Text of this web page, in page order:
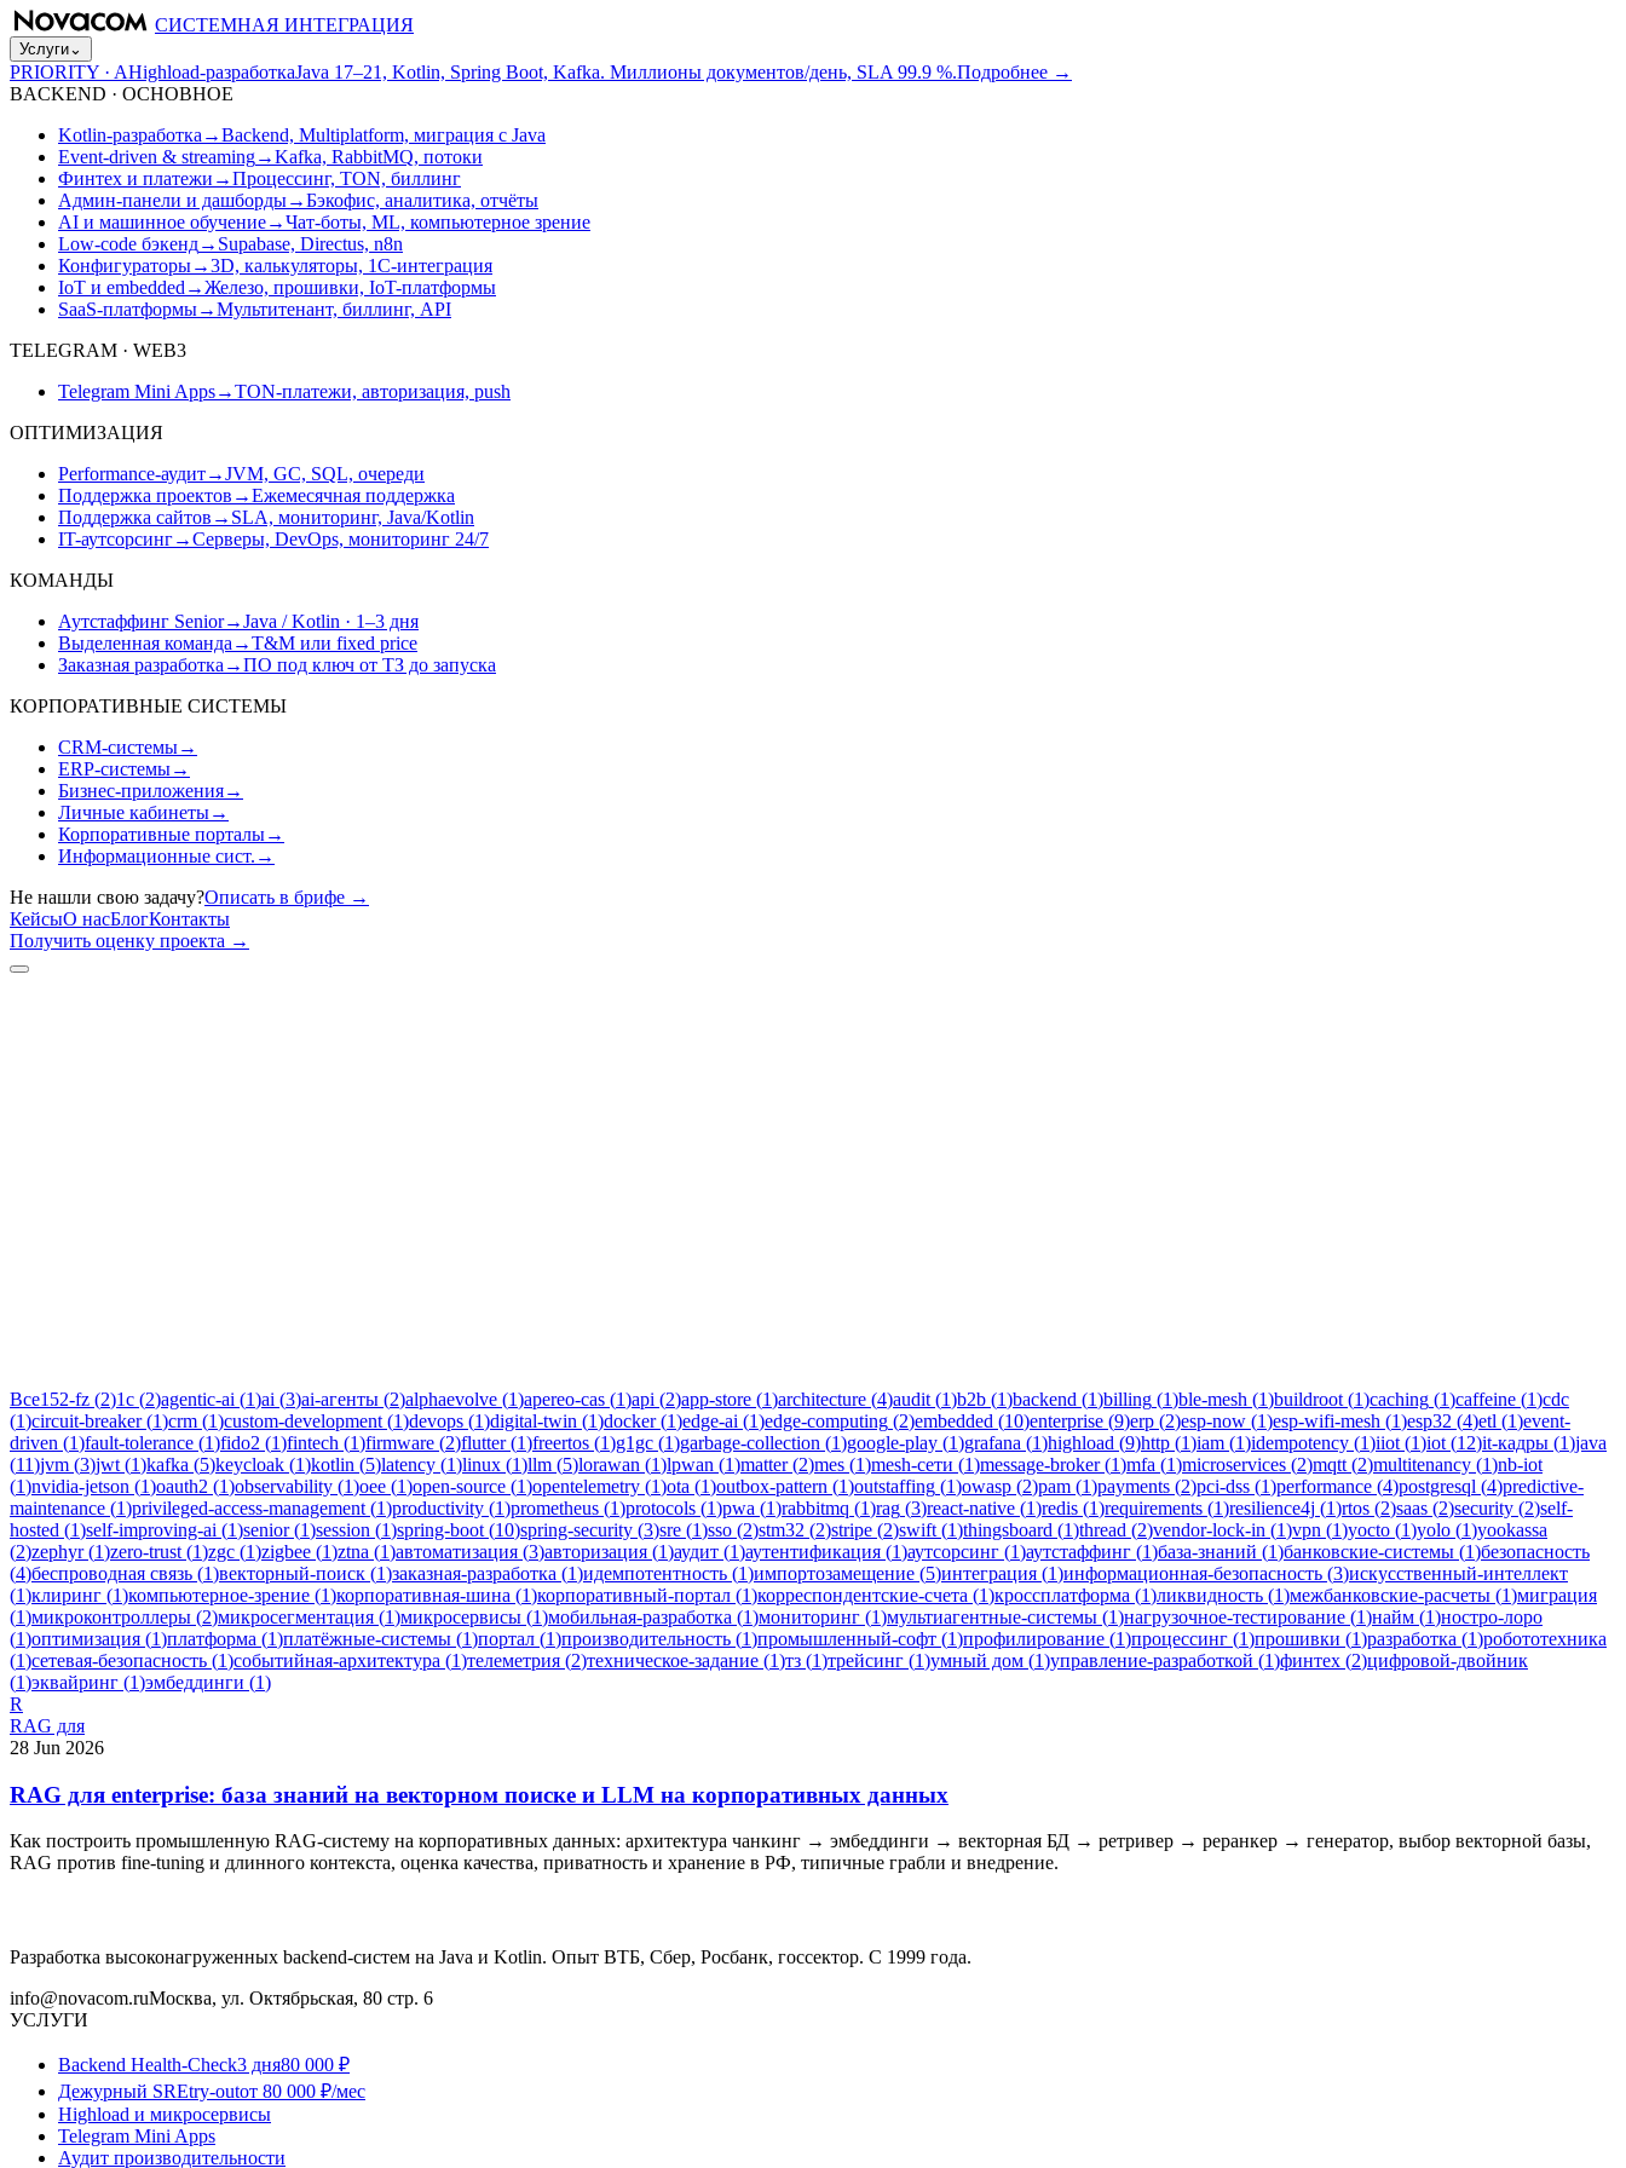
СИСТЕМНАЯ ИНТЕГРАЦИЯ
Услуги⌄
PRIORITY · AHighload-разработкаJava 17–21, Kotlin, Spring Boot, Kafka. Миллионы документов/день, SLA 99.9 %.Подробнее →
BACKEND · ОСНОВНОЕ
Kotlin-разработка →Backend, Multiplatform, миграция с Java
Event-driven & streaming→Kafka, RabbitMQ, потоки
Финтех и платежи →Процессинг, TON, биллинг
Админ-панели и дашборды→Бэкофис, аналитика, отчёты
AI и машинное обучение→Чат-боты, ML, компьютерное зрение
Low-code бэкенд→ Supabase, Directus, n8n
Конфигураторы→3D, калькуляторы, 1С-интеграция
IoT и embedded →Железо, прошивки, IoT-платформы
SaaS-платформы→Мультитенант, биллинг, API
TELEGRAM · WEB3
Telegram Mini Apps→TON-платежи, авторизация, push
ОПТИМИЗАЦИЯ
Performance-аудит→JVM, GC, SQL, очереди
Поддержка проектов →Ежемесячная поддержка
Поддержка сайтов → SLA, мониторинг, Java/Kotlin
IT-аутсорсинг→Серверы, DevOps, мониторинг 24/7
КОМАНДЫ
Аутстаффинг Senior→Java / Kotlin · 1–3 дня
Выделенная команда →T&M или fixed price
Заказная разработка →ПО под ключ от ТЗ до запуска
КОРПОРАТИВНЫЕ СИСТЕМЫ
CRM-системы→
ERP-системы→
Бизнес-приложения→
Личные кабинеты→
Корпоративные порталы→
Информационные сист. →
Не нашли свою задачу?Описать в брифе →
КейсыО насБлогКонтакты
Получить оценку проекта →
Все152-fz (2)1c (2)agentic-ai (1)ai (3)ai-агенты (2)alphaevolve (1)apereo-cas (1)api (2)app-store (1)architecture (4)audit (1)b2b (1)backend (1)billing (1)ble-mesh (1)buildroot (1)caching (1)caffeine (1)cdc
(1)circuit-breaker(1)crm (1)custom-development (1)devops (1)digital-twin (1)docker(1)edge-ai (1)edge-computing (2)embedded (10)enterprise (9)erp (2)esp-now (1)esp-wifi-mesh (1)esp32 (4)etl (1)event-
driven (1)fault-tolerance (1)fido2 (1)fintech (1)firmware (2)flutter(1)freertos (1)g1gc (1)garbage-collection (1)google-play (1)grafana (1)highload (9)http (1)iam (1)idempotency (1)iiot (1)iot (12)it-кадры (1)java
(11)jvm (3)jwt (1)kafka (5)keycloak (1)kotlin (5)latency (1)linux (1)llm (5)lorawan (1)lpwan (1)matter(2)mes (1)mesh-сети (1)message-broker(1)mfa (1)microservices (2)mqtt (2)multitenancy (1)nb-iot
(1)nvidia-jetson (1)oauth2 (1)observability (1)oee (1)open-source (1)opentelemetry (1)ota (1)outbox-pattern (1)outstaffing (1)owasp (2)pam (1)payments (2)pci-dss (1)performance (4)postgresql (4)predictive-
maintenance (1)privileged-access-management (1)productivity (1)prometheus (1)protocols (1)pwa (1)rabbitmq (1)rag (3)react-native (1)redis (1)requirements (1)resilience4j (1)rtos (2)saas (2)security (2)self-
hosted (1)self-improving-ai (1)senior(1)session (1)spring-boot (10)spring-security (3)sre (1)sso (2)stm32 (2)stripe (2)swift (1)thingsboard (1)thread (2)vendor-lock-in (1)vpn (1)yocto (1)yolo (1)yookassa
(2)zephyr(1)zero-trust (1)zgc (1)zigbee (1)ztna (1)автоматизация (3)авторизация (1)аудит (1)аутентификация (1)аутсорсинг (1)аутстаффинг (1)база-знаний (1)банковские-системы (1)безопасность
(4)беспроводная связь (1)векторный-поиск (1)заказная-разработка (1)идемпотентность (1)импортозамещение (5)интеграция (1)информационная-безопасность (3)искусственный-интеллект
(1)клиринг (1)компьютерное-зрение (1)корпоративная-шина (1)корпоративный-портал (1)корреспондентские-счета (1)кроссплатформа (1)ликвидность (1)межбанковские-расчеты (1)миграция
(1)микроконтроллеры (2)микросегментация (1)микросервисы (1)мобильная-разработка (1)мониторинг (1)мультиагентные-системы (1)нагрузочное-тестирование (1)найм (1)ностро-лоро
(1)оптимизация (1)платформа (1)платёжные-системы (1)портал (1)производительность (1)промышленный-софт (1)профилирование (1)процессинг (1)прошивки (1)разработка (1)робототехника
(1)сетевая-безопасность (1)событийная-архитектура (1)телеметрия (2)техническое-задание (1)тз (1)трейсинг (1)умный дом (1)управление-разработкой (1)финтех (2)цифровой-двойник
(1)эквайринг (1)эмбеддинги (1)
R
RAG для
28 Jun 2026
RAG для enterprise: база знаний на векторном поиске и LLM на корпоративных данных
Как построить промышленную RAG-систему на корпоративных данных: архитектура чанкинг → эмбеддинги → векторная БД → ретривер → реранкер → генератор, выбор векторной базы,
RAG против fine-tuning и длинного контекста, оценка качества, приватность и хранение в РФ, типичные грабли и внедрение.
Разработка высоконагруженных backend-систем на Java и Kotlin. Опыт ВТБ, Сбер, Росбанк, госсектор. С 1999 года.
info@novacom.ruМосква, ул. Октябрьская, 80 стр. 6
УСЛУГИ
Backend Health-Check3 дня80 000 ₽
Дежурный SREtry-outот 80 000 ₽/мес
Highload и микросервисы
Telegram Mini Apps
Аудит производительности